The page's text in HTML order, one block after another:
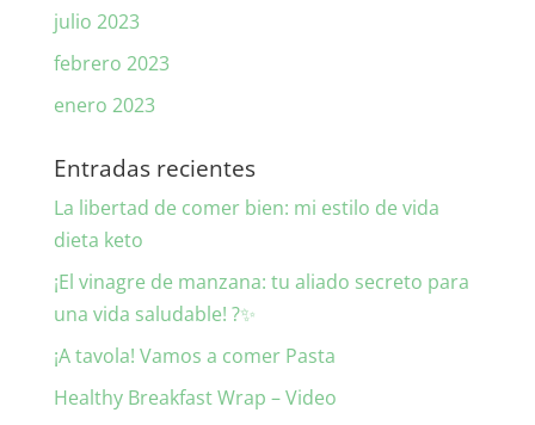
julio 2023
febrero 2023
enero 2023
Entradas recientes
La libertad de comer bien: mi estilo de vida
dieta keto
¡El vinagre de manzana: tu aliado secreto para
una vida saludable! ?✨
¡A tavola! Vamos a comer Pasta
Healthy Breakfast Wrap – Video